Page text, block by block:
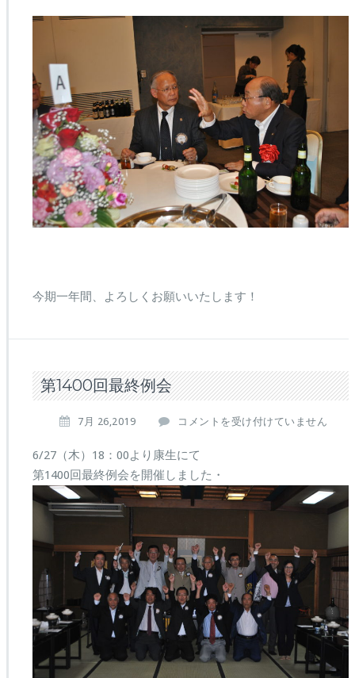
今期一年間、よろしくお願いいたします！
第1400回最終例会
7月 26,2019
第
4
0
0
回
終
例
会
は
コメントを受け付けていません
6/27（木）18：00より康生にて
第1400回最終例会を開催しました・